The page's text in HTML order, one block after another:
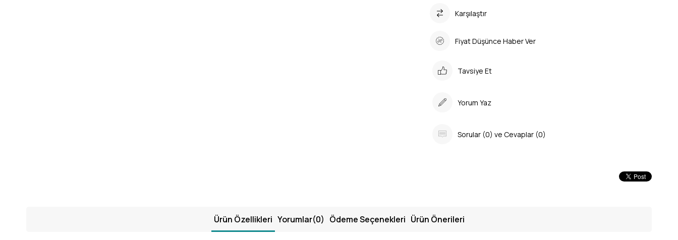
Karşılaştır
Fiyat Düşünce Haber Ver
Tavsiye Et
Yorum Yaz
Sorular (0) ve Cevaplar (0)
Ürün Özellikleri Yorumlar(0) Ödeme Seçenekleri Ürün Önerileri